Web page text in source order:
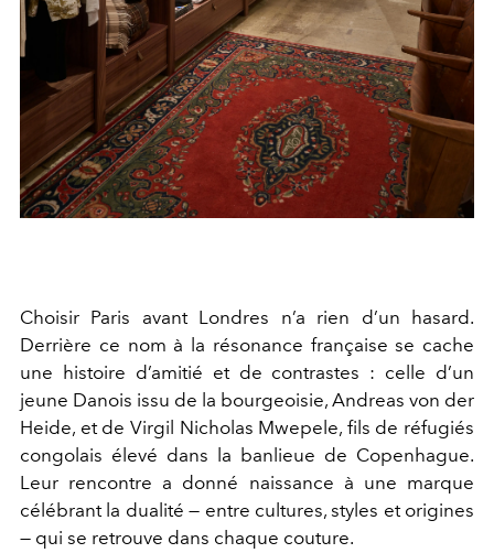
Choisir Paris avant Londres n’a rien d’un hasard.
Derrière ce nom à la résonance française se cache
une histoire d’amitié et de contrastes : celle d’un
jeune Danois issu de la bourgeoisie, Andreas von der
Heide, et de Virgil Nicholas Mwepele, fils de réfugiés
congolais élevé dans la banlieue de Copenhague.
Leur rencontre a donné naissance à une marque
célébrant la dualité — entre cultures, styles et origines
— qui se retrouve dans chaque couture.